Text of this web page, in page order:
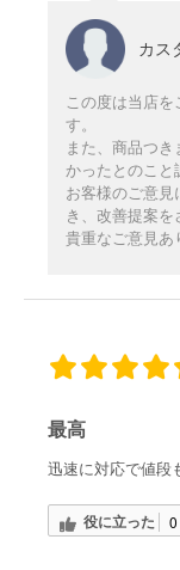
カス
この度は当店
す。
また、商品つ
かったとのこと
お客様のご意見
き、改善提案を
貴重なご意見あ
最高
迅速に対応で値段
役に立った 0